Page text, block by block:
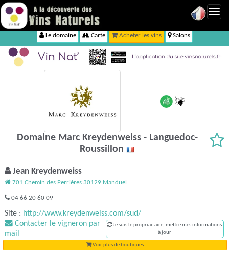
Le domaine Carte Acheter les vins Salons
Domaine Marc Kreydenweiss - Languedoc-
Roussillon
Jean Kreydenweiss
701 Chemin des Perrières 30129 Manduel
04 66 20 60 09
Site : http://www.kreydenweiss.com/sud/
Contacter le vigneron par
mail
Je suis le propriaitaire, mettre mes informations
à jour
Voir plus de boutiques